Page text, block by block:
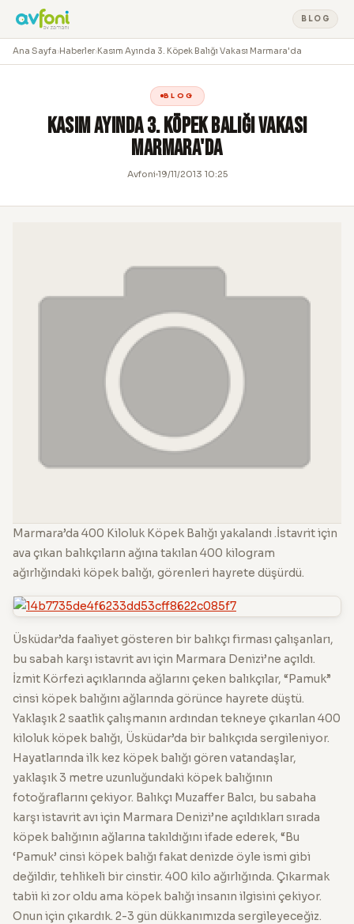
BLOG
Ana Sayfa›Haberler›Kasım Ayında 3. Köpek Balığı Vakası Marmara'da
BLOG
Kasım Ayında 3. Köpek Balığı Vakası
Marmara'da
Avfoni 19/11/2013 10:25
Marmara’da 400 Kiloluk Köpek Balığı yakalandı .İstavrit için
ava çıkan balıkçıların ağına takılan 400 kilogram
ağırlığındaki köpek balığı, görenleri hayrete düşürdü.
Üsküdar’da faaliyet gösteren bir balıkçı firması çalışanları,
bu sabah karşı istavrit avı için Marmara Denizi’ne açıldı.
İzmit Körfezi açıklarında ağlarını çeken balıkçılar, “Pamuk”
cinsi köpek balığını ağlarında görünce hayrete düştü.
Yaklaşık 2 saatlik çalışmanın ardından tekneye çıkarılan 400
kiloluk köpek balığı, Üsküdar’da bir balıkçıda sergileniyor.
Hayatlarında ilk kez köpek balığı gören vatandaşlar,
yaklaşık 3 metre uzunluğundaki köpek balığının
fotoğraflarını çekiyor. Balıkçı Muzaffer Balcı, bu sabaha
karşı istavrit avı için Marmara Denizi’ne açıldıkları sırada
köpek balığının ağlarına takıldığını ifade ederek, “Bu
‘Pamuk’ cinsi köpek balığı fakat denizde öyle ismi gibi
değildir, tehlikeli bir cinstir. 400 kilo ağırlığında. Çıkarmak
tabii ki zor oldu ama köpek balığı insanın ilgisini çekiyor.
Onun için çıkardık. 2-3 gün dükkanımızda sergileyeceğiz.